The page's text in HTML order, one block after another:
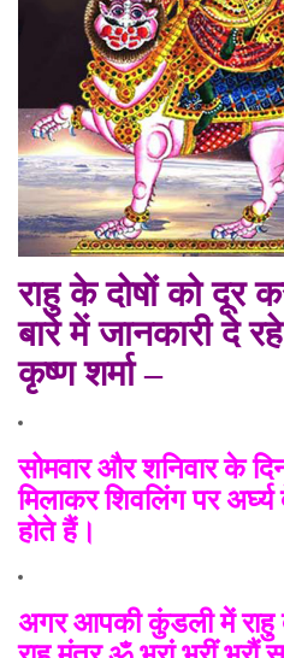
राहु के दोषों को दूर
बारे मेंजानकारी दे
कृष्ण शर्मा –
सोमवार और शनिवार के
मिलाकर शिवलिंग पर
होते हैं।
अगर आपकी कुंडली में राहु